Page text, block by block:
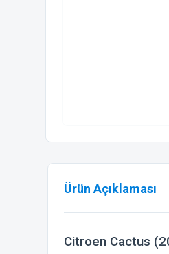
Ürün Açıklaması
Citroen Cactus